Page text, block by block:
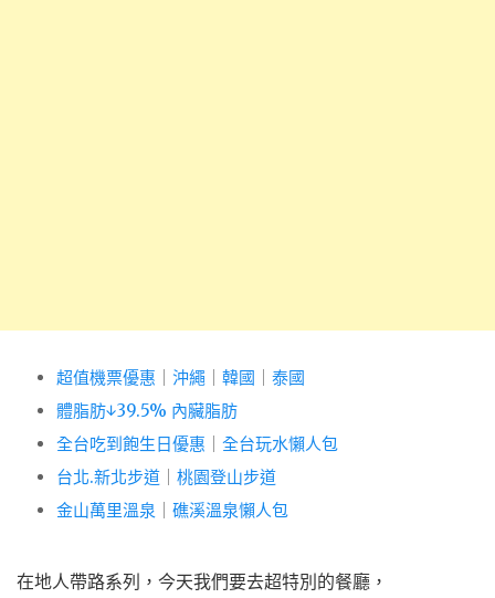
超值機票優惠 沖繩 韓國
泰國
體脂肪↓39.5% 內臟脂肪
全台吃到飽生日優惠
全台玩水懶人包
台北.新北步道
桃園登山步道
金山萬里溫泉
礁溪溫泉懶人包
在地人帶路系列，今天我們要去超特別的餐廳，